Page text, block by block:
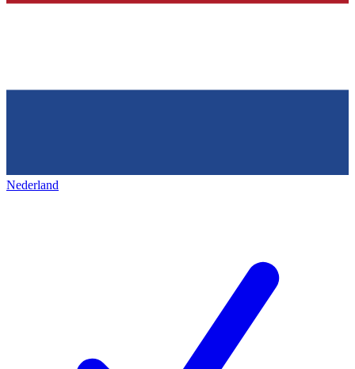
Nederland